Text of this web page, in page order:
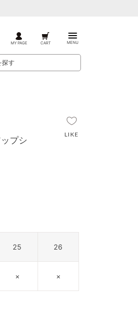
MY PAGE CART MENU
探す
プシ
25 26
× ×